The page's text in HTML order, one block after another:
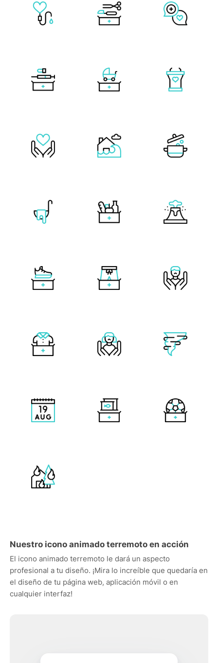
Nuestro icono animado terremoto en acción
El icono animado terremoto le dará un aspecto
profesional a tu diseño. ¡Mira lo increíble que quedaría en
el diseño de tu página web, aplicación móvil o en
cualquier interfaz!